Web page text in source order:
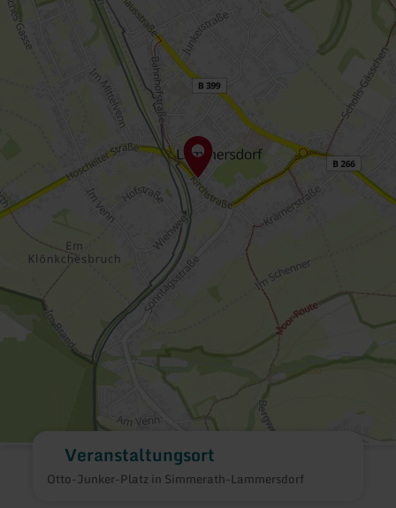
Veranstaltungsort
Otto-Junker-Platz in Simmerath-Lammersdorf